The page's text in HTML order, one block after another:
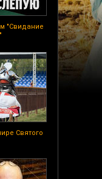
"Свидание
Святого